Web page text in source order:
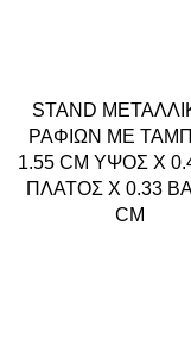
STAND
ΡΑΦΙΩΝ ΜΕ
1.55 CM ΥΨΟΣ Χ
ΠΛΑΤΟΣ Χ 0.33
CM